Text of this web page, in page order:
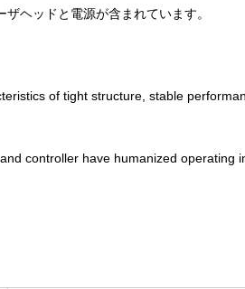
ザヘッドと電源が含まれています。
of tight structure, stable
controller have humanized operating